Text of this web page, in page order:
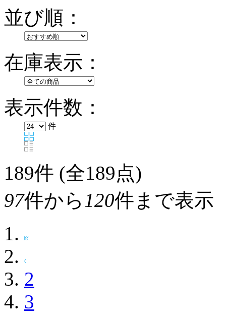
並び順：
在庫表示：
表示件数：
件
189件 (全189点)
97件から 120件まで表示
2
3